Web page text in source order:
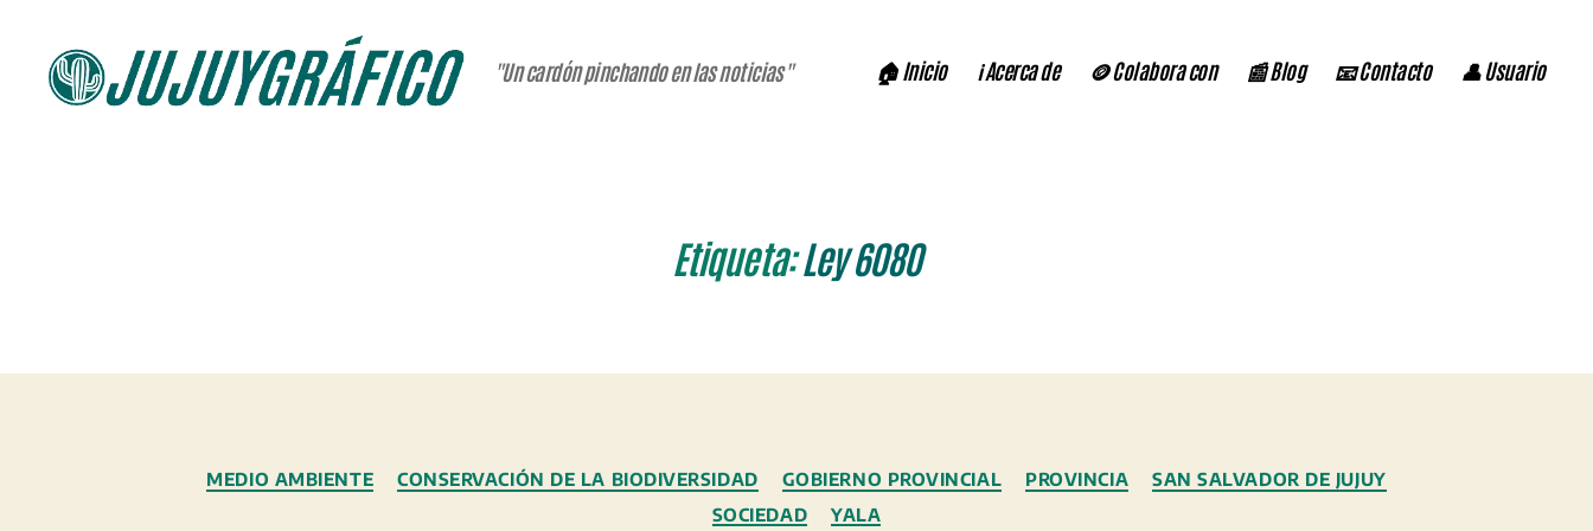
"Un cardón pinchando en las noticias" 🏠 Inicio ℹ️ Acerca de 🪙 Colabora con 📰 Blog 📧 Contacto 👤 Usuario
Etiqueta:Ley 6080
Categorías
MEDIO AMBIENTE CONSERVACIÓN DE LA BIODIVERSIDAD GOBIERNO PROVINCIAL PROVINCIA
SAN SALVADOR DE JUJUY
SOCIEDAD
YALA